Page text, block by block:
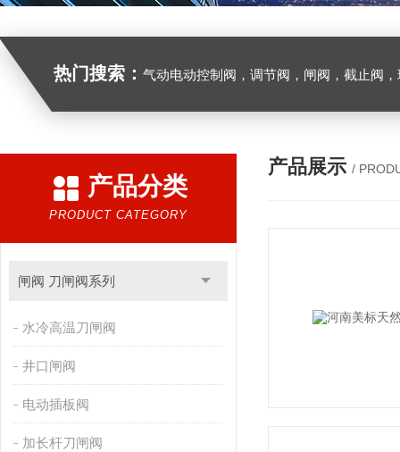
热门搜索： 气动电动控制阀，调节阀，闸阀，截止阀，球阀，蝶阀，止回阀，高温高压
产品分类
PRODUCT CATEGORY
闸阀 刀闸阀系列
水冷高温刀闸阀
井口闸阀
电动插板阀
加长杆刀闸阀
产品展示 /